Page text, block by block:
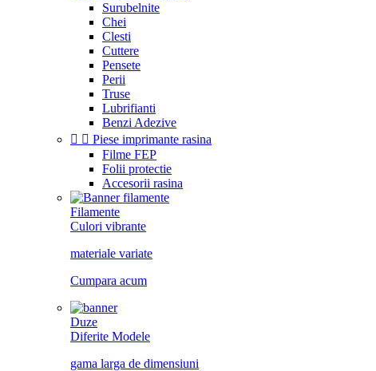
Surubelnite
Chei
Clesti
Cuttere
Pensete
Perii
Truse
Lubrifianti
Benzi Adezive
  Piese imprimante rasina
Filme FEP
Folii protectie
Accesorii rasina
Filamente
Culori vibrante
materiale variate
Cumpara acum
Duze
Diferite Modele
gama larga de dimensiuni